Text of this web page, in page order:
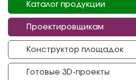
Каталог продукции
Проектировщикам
Конструктор площадок
Готовые 3D-проекты